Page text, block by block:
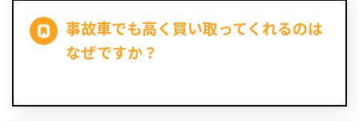
事故車でも高く買い取ってくれるのは
なぜですか？